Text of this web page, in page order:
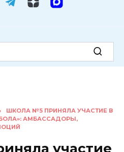
ШКОЛА №5 ПРИНЯЛА УЧАСТИЕ В
АМБАССАДОРЫ,
участие